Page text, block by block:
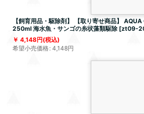
【飼育用品・駆除剤】 【取り寄せ商品】
250ml 海水魚・サンゴの糸状藻類駆除 [zt09-
4,148円(税込)
希望小売価格: 4,148円